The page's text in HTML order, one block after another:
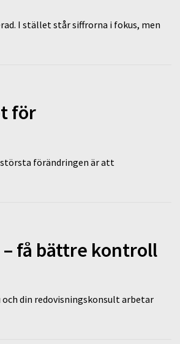
I stället står siffrorna i fokus, men
för
förändringen är att
få bättre kontroll
din redovisningskonsult arbetar